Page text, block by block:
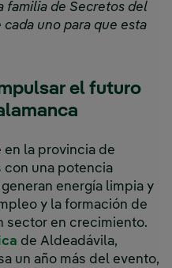
familia de Secretos del
uno para que esta
el futuro
en la provincia de
con una potencia
energía limpia y
y la formación de
sector en crecimiento.
de Aldeadávila,
un año más del evento,